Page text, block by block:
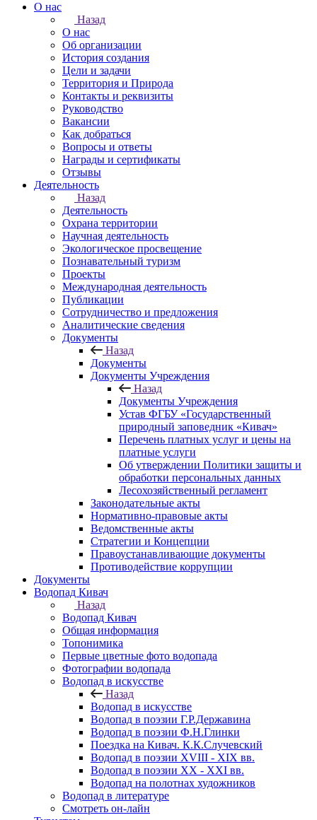
О нас
Назад
О нас
Об организации
История создания
Цели и задачи
Территория и Природа
Контакты и реквизиты
Руководство
Вакансии
Как добраться
Вопросы и ответы
Награды и сертификаты
Отзывы
Деятельность
Назад
Деятельность
Охрана территории
Научная деятельность
Экологическое просвещение
Познавательный туризм
Проекты
Международная деятельность
Публикации
Сотрудничество и предложения
Аналитические сведения
Документы
Назад
Документы
Документы Учреждения
Назад
Документы Учреждения
Устав ФГБУ «Государственный
природный заповедник «Кивач»
Перечень платных услуг и цены на
платные услуги
Об утверждении Политики защиты и
обработки персональных данных
Лесохозяйственный регламент
Законодательные акты
Нормативно-правовые акты
Ведомственные акты
Стратегии и Концепции
Правоустанавливающие документы
Противодействие коррупции
Документы
Водопад Кивач
Назад
Водопад Кивач
Общая информация
Топонимика
Первые цветные фото водопада
Фотографии водопада
Водопад в искусстве
Назад
Водопад в искусстве
Водопад в поэзии Г.Р.Державина
Водопад в поэзии Ф.Н.Глинки
Поездка на Кивач. К.К.Случевский
Водопад в поэзии XVIII - XIX вв.
Водопад в поэзии XX - XXI вв.
Водопад на полотнах художников
Водопад в литературе
Смотреть он-лайн